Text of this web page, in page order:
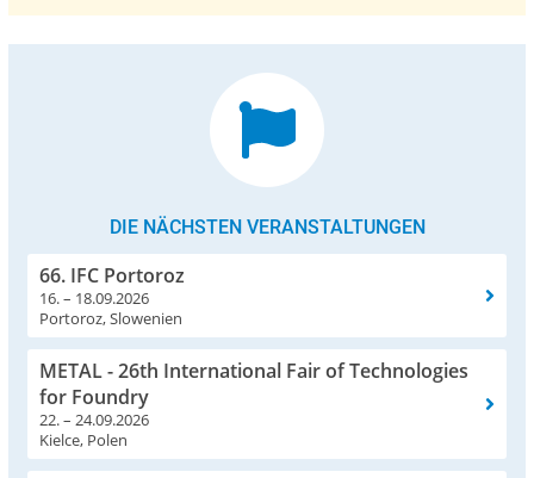
DIE NÄCHSTEN VERANSTALTUNGEN
66. IFC Portoroz
16. – 18.09.2026
Portoroz, Slowenien
METAL - 26th International Fair of Technologies
for Foundry
22. – 24.09.2026
Kielce, Polen